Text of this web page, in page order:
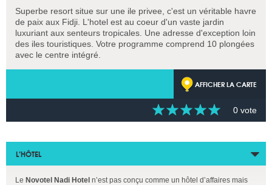
Superbe resort situe sur une ile privee, c'est un véritable havre
de paix aux Fidji. L'hotel est au coeur d'un vaste jardin
luxuriant aux senteurs tropicales. Une adresse d'exception loin
des iles touristiques. Votre programme comprend 10 plongées
avec le centre intégré.
AFFICHER LA CARTE
0 vote
L’HÔTEL
Le Novotel Nadi Hotel n’est pas conçu comme un hôtel d’affaires mais